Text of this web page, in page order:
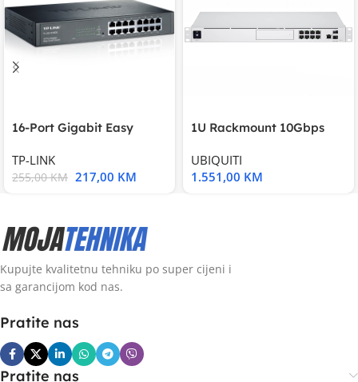
16-Port Gigabit Easy
TP-LINK
255,00KM 217,00 KM
1U Rackmount 10Gbps
UBIQUITI
1.551,00 KM
Kupujte kvalitetnu tehniku po super cijeni i
sa garancijom kod nas.
Pratite nas
Pratite nas